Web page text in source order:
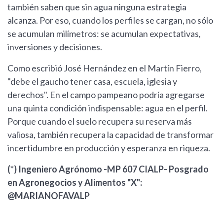
también saben que sin agua ninguna estrategia
alcanza. Por eso, cuando los perfiles se cargan, no sólo
se acumulan milímetros: se acumulan expectativas,
inversiones y decisiones.
Como escribió José Hernández en el Martín Fierro,
"debe el gaucho tener casa, escuela, iglesia y
derechos". En el campo pampeano podría agregarse
una quinta condición indispensable: agua en el perfil.
Porque cuando el suelo recupera su reserva más
valiosa, también recupera la capacidad de transformar
incertidumbre en producción y esperanza en riqueza.
(*) Ingeniero Agrónomo -MP 607 CIALP- Posgrado
en Agronegocios y Alimentos "X":
@MARIANOFAVALP